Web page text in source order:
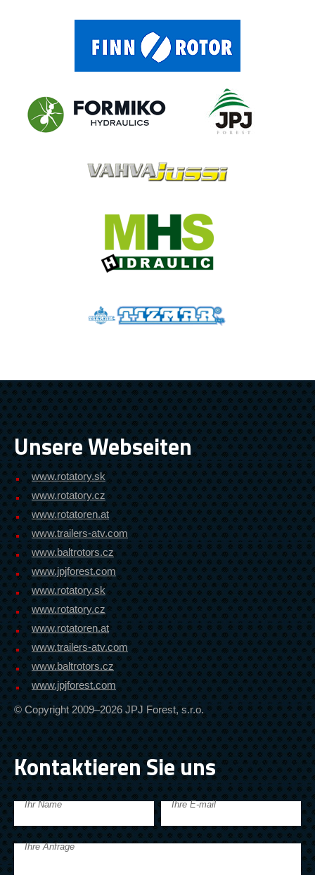
Unsere Webseiten
www.rotatory.sk
www.rotatory.cz
www.rotatoren.at
www.trailers-atv.com
www.baltrotors.cz
www.jpjforest.com
www.rotatory.sk
www.rotatory.cz
www.rotatoren.at
www.trailers-atv.com
www.baltrotors.cz
www.jpjforest.com
© Copyright 2009–2026 JPJ Forest, s.r.o.
Kontaktieren Sie uns
Ihr Name Ihre E-mail
Ihre Anfrage